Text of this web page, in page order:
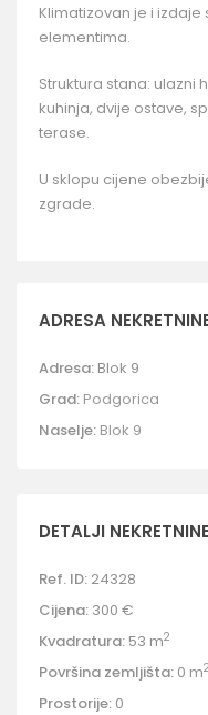
Klimatizovan je i
elementima.
Struktura stana: ulazni
kuhinja, dvije ostave,
terase.
U sklopu cijene
zgrade.
ADRESA
Adresa: Blok 9
Grad: Podgorica
Naselje: Blok 9
DETALJI NEKRETNINE
Ref. ID: 24328
Cijena: 300 €
Kvadratura: 53 m2
Površina zemljišta: 0 m2
Prostorije: 0